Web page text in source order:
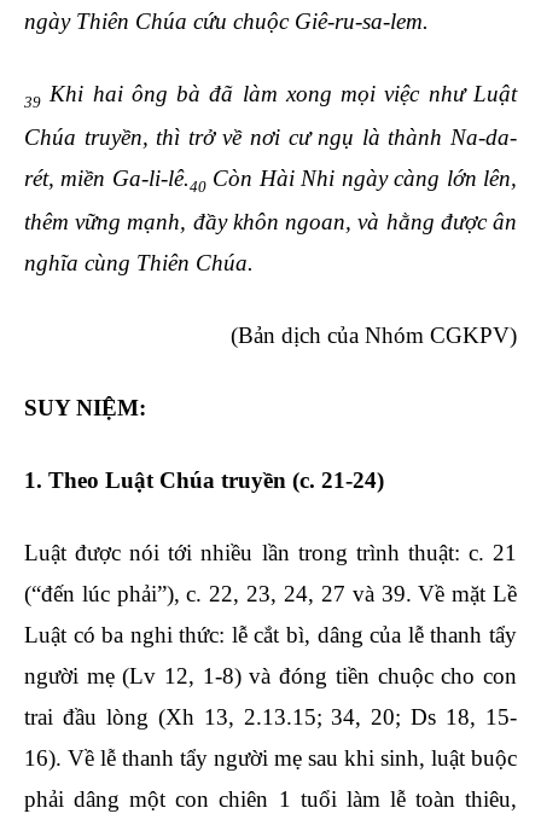
ngày Thiên Chúa cứu chuộc Giê-ru-sa-lem.
39 Khi hai ông bà đã làm xong mọi việc như Luật
Chúa truyền, thì trở về nơi cư ngụ là thành Na-da-
rét, miền Ga-li-lê.40Còn Hài Nhi ngày càng lớn lên,
thêm vững mạnh, đầy khôn ngoan, và hằng được ân
nghĩa cùng Thiên Chúa.
(Bản dịch của Nhóm CGKPV)
SUY NIỆM:
1. Theo Luật Chúa truyền (c. 21-24)
Luật được nói tới nhiều lần trong trình thuật: c. 21
(“đến lúc phải”), c. 22, 23, 24, 27 và 39. Về mặt Lề
Luật có ba nghi thức: lễ cắt bì, dâng của lễ thanh tẩy
người mẹ (Lv 12, 1-8) và đóng tiền chuộc cho con
trai đầu lòng (Xh 13, 2.13.15; 34, 20; Ds 18, 15-
16). Về lễ thanh tẩy người mẹ sau khi sinh, luật buộc
phải dâng một con chiên 1 tuổi làm lễ toàn thiêu,